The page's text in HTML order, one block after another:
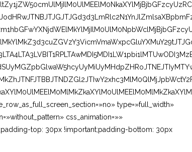
type=»full_width»
css_animation=»»
top: 30px !important;padding-bottom: 30px